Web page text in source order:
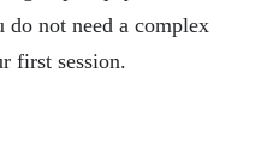
do not need a complex
first session.